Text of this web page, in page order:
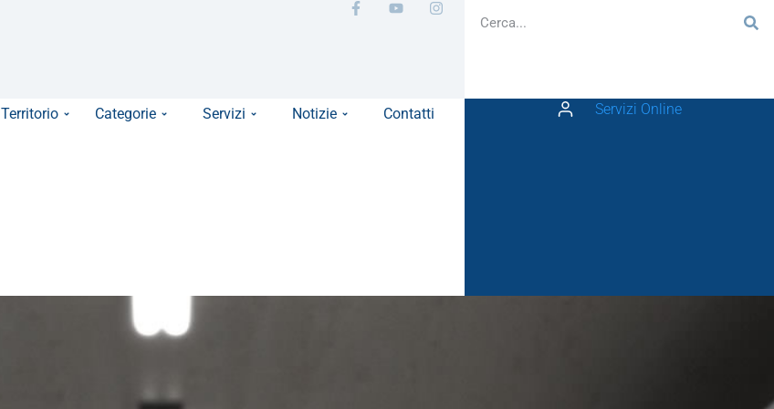
Territorio Categorie Servizi Notizie Contatti Servizi Online